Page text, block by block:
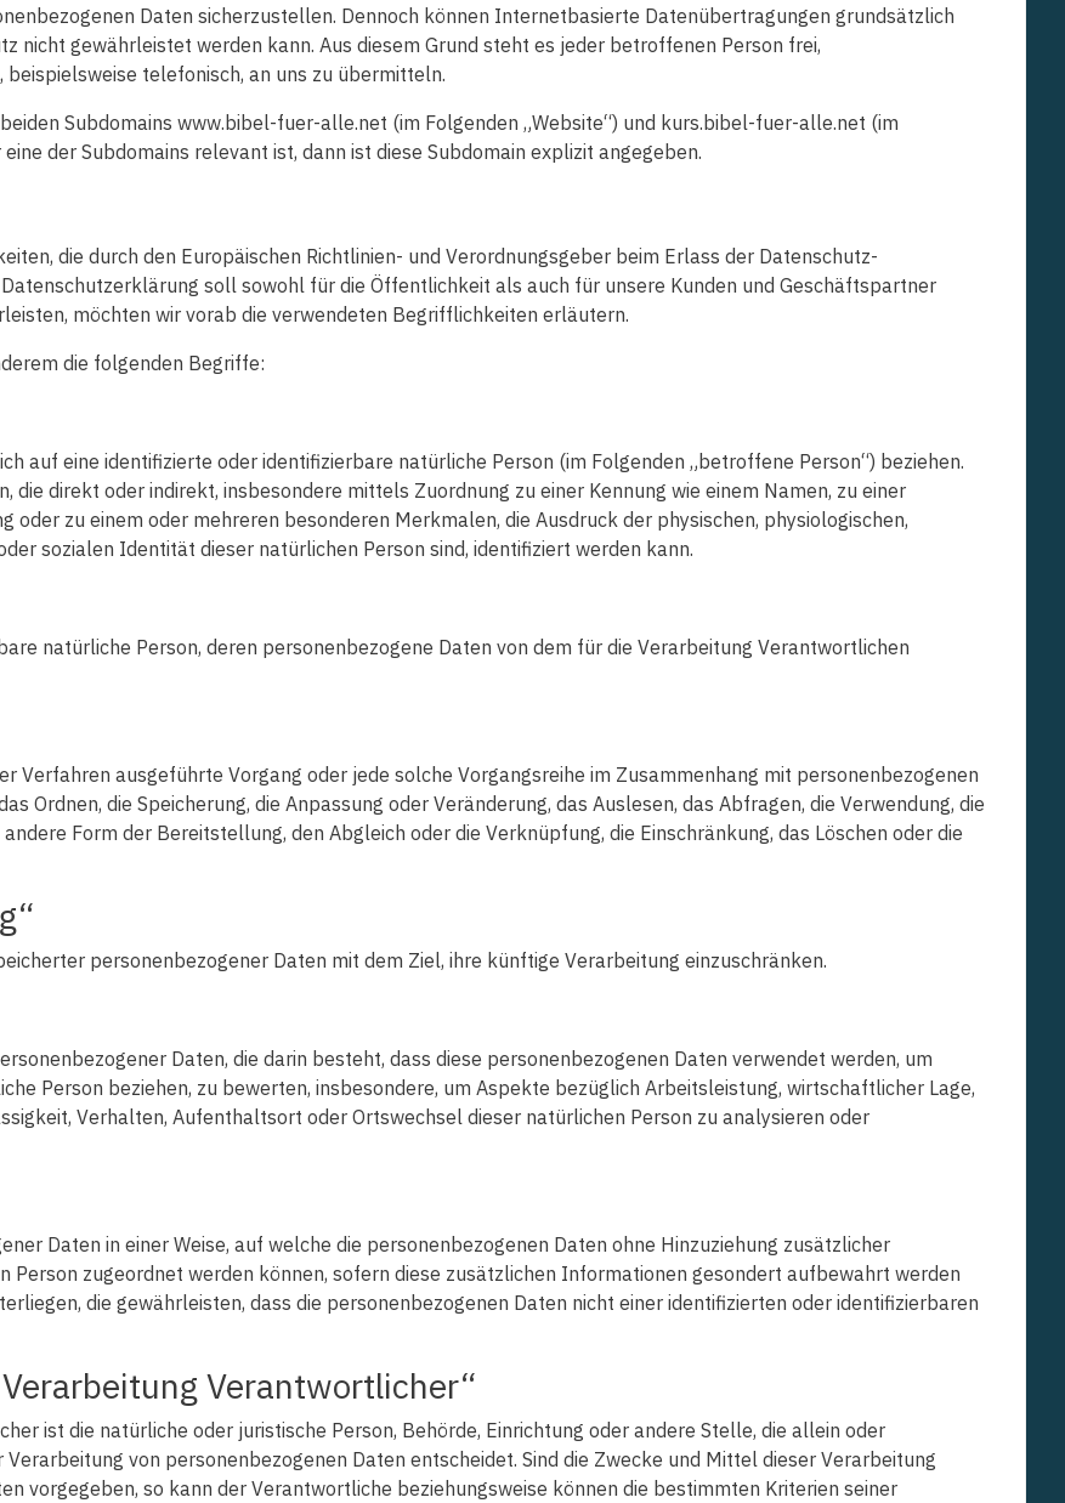
Daten sicherzustellen. Dennoch können Internetbasierte Datenübertragungen grundsätzlich
nicht gewährleistet werden kann. Aus diesem Grund steht es jeder betroffenen Person frei,
telefonisch, an uns zu übermitteln.
Subdomains www.bibel-fuer-alle.net (im Folgenden „Website“) und kurs.bibel-fuer-alle.net (im
der Subdomains relevant ist, dann ist diese Subdomain explizit angegeben.
die durch den Europäischen Richtlinien- und Verordnungsgeber beim Erlass der Datenschutz-
soll sowohl für die Öffentlichkeit als auch für unsere Kunden und Geschäftspartner
möchten wir vorab die verwendeten Begrifflichkeiten erläutern.
die folgenden Begriffe:
auf eine identifizierte oder identifizierbare natürliche Person (im Folgenden „betroffene Person“) beziehen.
die direkt oder indirekt, insbesondere mittels Zuordnung zu einer Kennung wie einem Namen, zu einer
oder zu einem oder mehreren besonderen Merkmalen, die Ausdruck der physischen, physiologischen,
sozialen Identität dieser natürlichen Person sind, identifiziert werden kann.
natürliche Person, deren personenbezogene Daten von dem für die Verarbeitung Verantwortlichen
Verfahren ausgeführte Vorgang oder jede solche Vorgangsreihe im Zusammenhang mit personenbezogenen
Ordnen, die Speicherung, die Anpassung oder Veränderung, das Auslesen, das Abfragen, die Verwendung, die
Form der Bereitstellung, den Abgleich oder die Verknüpfung, die Einschränkung, das Löschen oder die
personenbezogener Daten mit dem Ziel, ihre künftige Verarbeitung einzuschränken.
Daten, die darin besteht, dass diese personenbezogenen Daten verwendet werden, um
Person beziehen, zu bewerten, insbesondere, um Aspekte bezüglich Arbeitsleistung, wirtschaftlicher Lage,
Verhalten, Aufenthaltsort oder Ortswechsel dieser natürlichen Person zu analysieren oder
Daten in einer Weise, auf welche die personenbezogenen Daten ohne Hinzuziehung zusätzlicher
zugeordnet werden können, sofern diese zusätzlichen Informationen gesondert aufbewahrt werden
die gewährleisten, dass die personenbezogenen Daten nicht einer identifizierten oder identifizierbaren
Verantwortlicher“
ist die natürliche oder juristische Person, Behörde, Einrichtung oder andere Stelle, die allein oder
von personenbezogenen Daten entscheidet. Sind die Zwecke und Mittel dieser Verarbeitung
vorgegeben, so kann der Verantwortliche beziehungsweise können die bestimmten Kriterien seiner